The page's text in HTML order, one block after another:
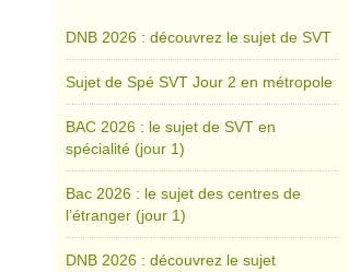
DNB 2026 : découvrez le sujet de SVT
Sujet de Spé SVT Jour 2 en métropole
BAC 2026 : le sujet de SVT en
spécialité (jour 1)
Bac 2026 : le sujet des centres de
l’étranger (jour 1)
DNB 2026 : découvrez le sujet